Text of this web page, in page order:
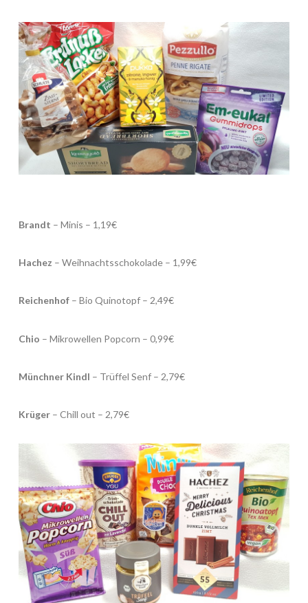
Brandt – Minis – 1,19€
Hachez – Weihnachtsschokolade – 1,99€
Reichenhof– Bio Quinotopf – 2,49€
Chio – Mikrowellen Popcorn – 0,99€
Münchner Kindl – Trüffel Senf – 2,79€
Krüger– Chill out – 2,79€